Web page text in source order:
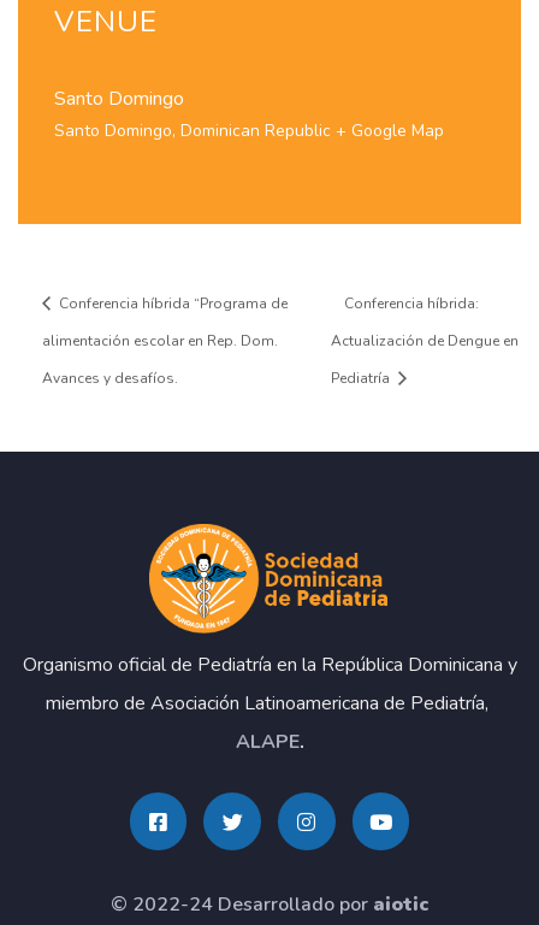
VENUE
Santo Domingo
Santo Domingo, Dominican Republic + Google Map
Conferencia híbrida “Programa de
alimentación escolar en Rep. Dom.
Avances y desafíos.
Conferencia híbrida:
Actualización de Dengue en
Pediatría
Organismo oficial de Pediatría en la República Dominicana y
miembro de Asociación Latinoamericana de Pediatría,
ALAPE.
© 2022-24 Desarrollado por aiotic